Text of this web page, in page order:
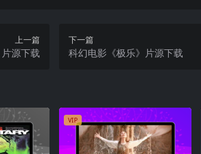
上一篇
源下载
下一篇
科幻电影《极乐》片源下载
VIP